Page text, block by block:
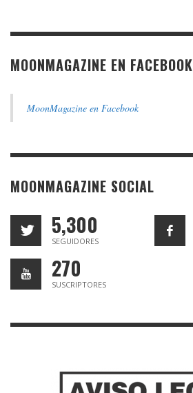
MOONMAGAZINE EN FACEBOOK
MoonMagazine en Facebook
MOONMAGAZINE SOCIAL
5,300
SEGUIDORES
270
SUSCRIPTORES